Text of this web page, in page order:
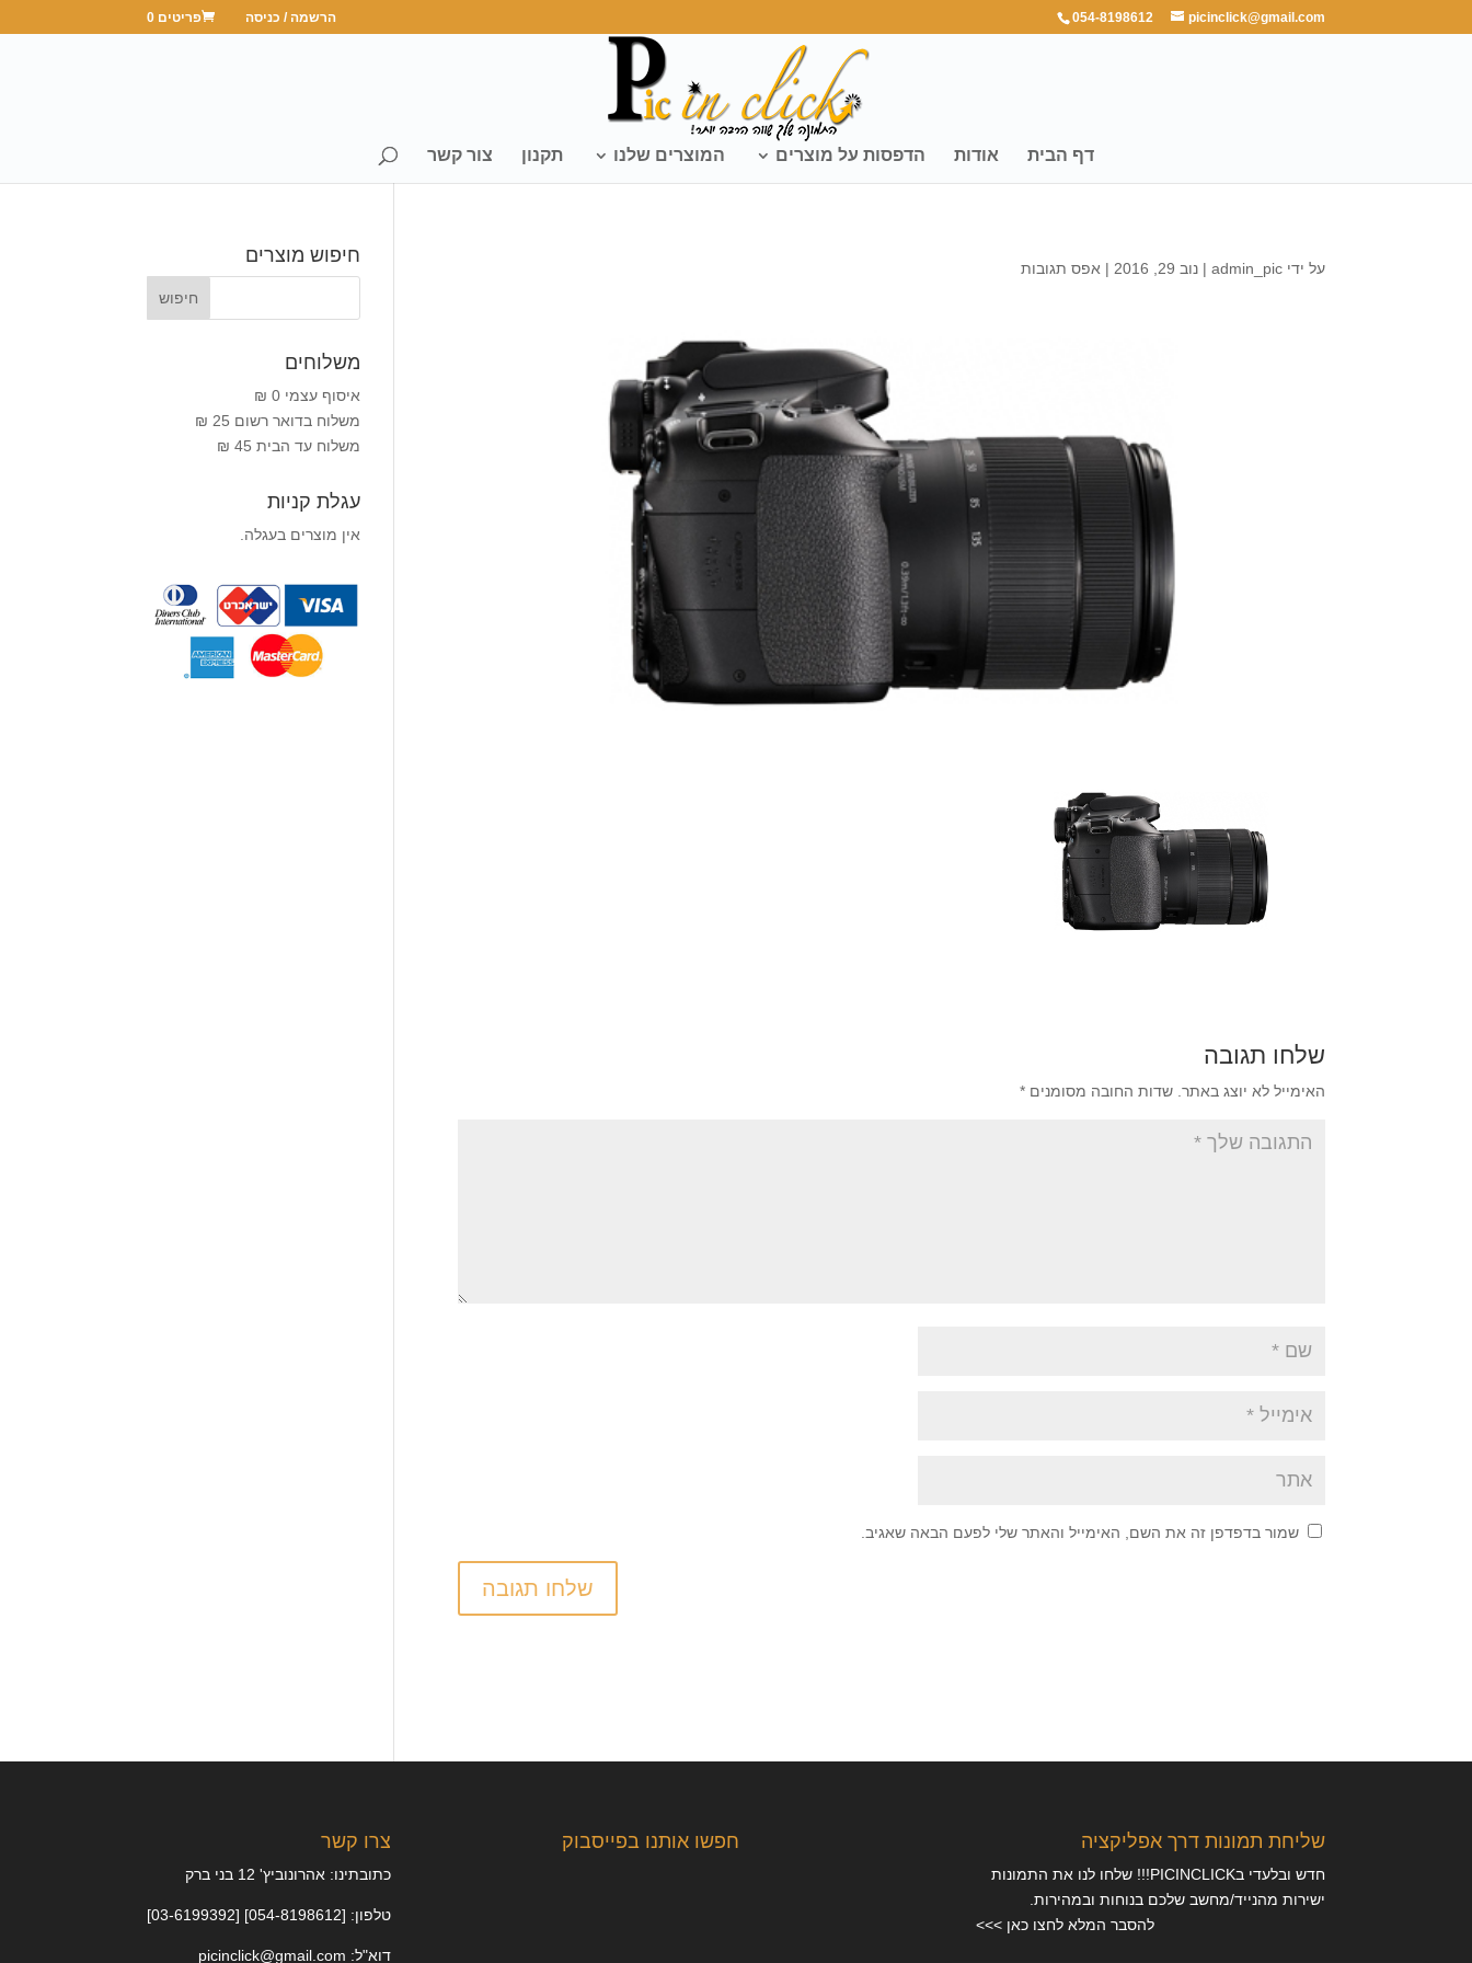
054-8198612 picinclick@gmail.com הרשמה / כניסה פריטים 0
דף הבית אודות הדפסות על מוצרים המוצרים שלנו תקנון צור קשר
על ידיadmin_pic
|נוב 29, 2016 | אפס תגובות
שלחו תגובה
האימייל לא יוצג באתר. שדות החובה מסומנים*
שמור בדפדפן זה את השם, האימייל והאתר שלי לפעם הבאה שאגיב.
חיפוש מוצרים
משלוחים
איסוף עצמי 0 ₪
משלוח בדואר רשום 25 ₪
משלוח עד הבית 45 ₪
עגלת קניות
אין מוצרים בעגלה.
צרו קשר
כתובתינו: אהרונוביץ' 12 בני ברק
טלפון: [054-8198612] [03-6199392]
דוא"ל: picinclick@gmail.com
חפשו אותנו בפייסבוק שליחת תמונות דרך אפליקציה
חדש ובלעדי בPICINCLICK!!! שלחו לנו את התמונות
ישירות מהנייד/מחשב שלכם בנוחות ובמהירות.
להסבר המלא לחצו כאן >>>